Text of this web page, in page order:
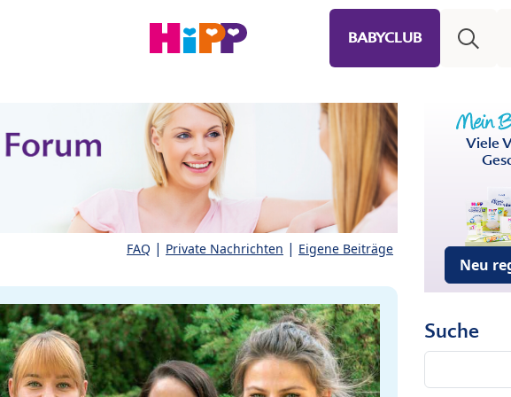
BABYCLUB
FAQ | Private Nachrichten | Eigene Beiträge
Viele
Neu
Suche